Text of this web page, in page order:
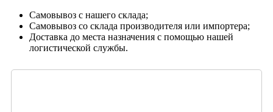
Самовывоз с нашего склада;
Самовывоз со склада производителя или импортера;
Доставка до места назначения с помощью нашей
логистической службы.